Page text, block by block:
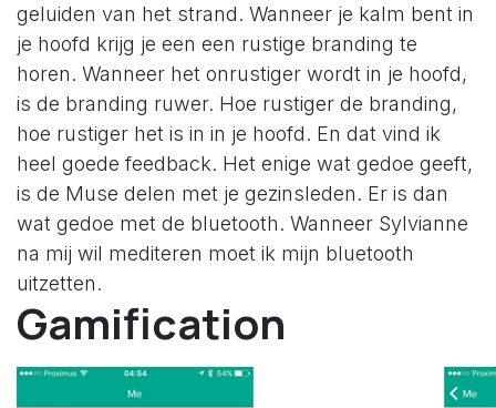
geluiden van het strand. Wanneer je kalm bent in
je hoofd krijg je een een rustige branding te
horen. Wanneer het onrustiger wordt in je hoofd,
is de branding ruwer. Hoe rustiger de branding,
hoe rustiger het is in in je hoofd. En dat vind ik
heel goede feedback. Het enige wat gedoe geeft,
is de Muse delen met je gezinsleden. Er is dan
wat gedoe met de bluetooth. Wanneer Sylvianne
na mij wil mediteren moet ik mijn bluetooth
uitzetten.
Gamification